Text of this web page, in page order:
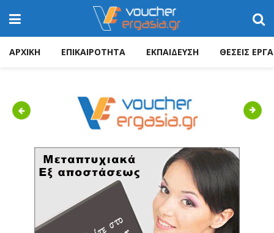
ΑΡΧΙΚΗ ΕΠΙΚΑΙΡΟΤΗΤΑ ΕΚΠΑΙΔΕΥΣΗ ΘΕΣΕΙΣ
Previous Next